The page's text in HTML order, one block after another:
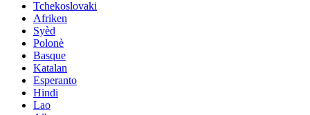
Tchekoslovaki
Afriken
Syèd
Polonè
Basque
Katalan
Esperanto
Hindi
Lao